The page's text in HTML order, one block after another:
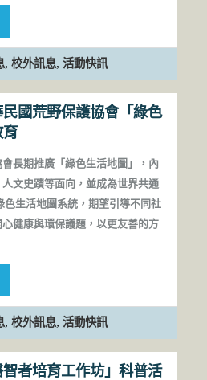
, 校外訊息, 活動快訊
民國荒野保護協會「綠色
育
長期推廣「綠色生活地圖」，內
文史蹟等面向，並成為世界共通
色生活地圖系統，期望引導不同社
健康與環保議題，以更友善的方
, 校外訊息, 活動快訊
智者培育工作坊」科普活